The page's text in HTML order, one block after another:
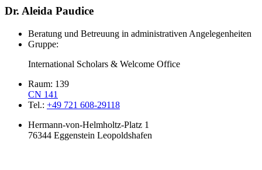
Dr. Aleida Paudice
Beratung und Betreuung in administrativen Angelegenheiten
Gruppe:
International Scholars & Welcome Office
Raum: 139
CN 141
Tel.: +49 721 608-29118
Hermann-von-Helmholtz-Platz 1
76344 Eggenstein Leopoldshafen